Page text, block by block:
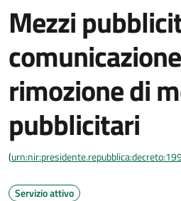
Mezzi
rimozione di
pubblicitari
(
Servizio attivo